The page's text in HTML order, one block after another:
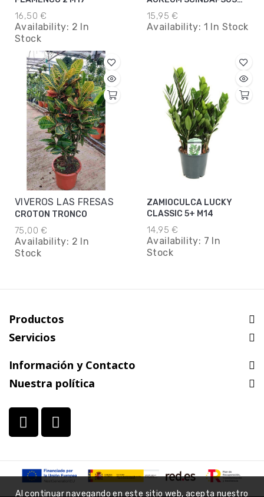
Al continuar navegando en este sitio web, acepta nuestro
16,50 €
Availability: 2 In
Stock
MOSS POLE M15
15,95 €
Availability: 1 In Stock
VIVEROS LAS FRESAS
CROTON TRONCO
75,00 €
Availability: 2 In
Stock
ZAMIOCULCA LUCKY
CLASSIC 5+ M14
14,95 €
Availability: 7 In
Stock
Productos
Servicios
Información y Contacto
Nuestra política